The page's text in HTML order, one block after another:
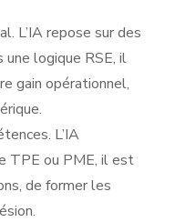
L’IA repose sur des
une logique RSE, il
gain opérationnel,
L’IA
TPE ou PME, il est
de former les